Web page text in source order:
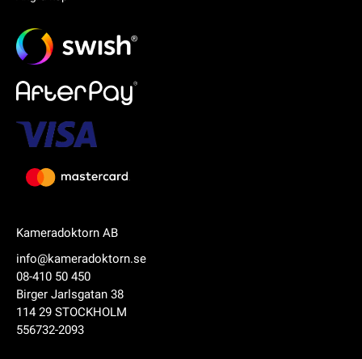
Kameradoktorn AB
info@kameradoktorn.se
08-410 50 450
Birger Jarlsgatan 38
114 29 STOCKHOLM
556732-2093